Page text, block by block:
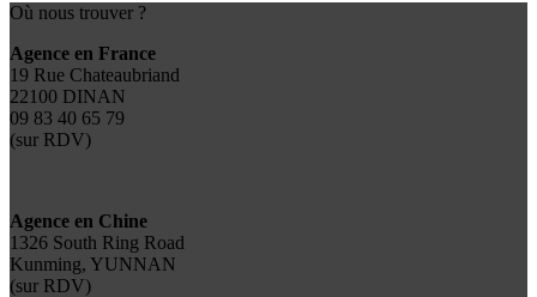
Où nous trouver ?
Agence en France
19 Rue Chateaubriand
22100 DINAN
09 83 40 65 79
(sur RDV)
Agence en Chine
1326 South Ring Road
Kunming, YUNNAN
(sur RDV)